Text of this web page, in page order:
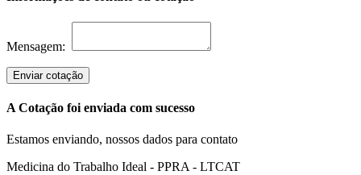
Mensagem:
Enviar cotação
A Cotação foi enviada com sucesso
Estamos enviando, nossos dados para contato
Medicina do Trabalho Ideal - PPRA - LTCAT